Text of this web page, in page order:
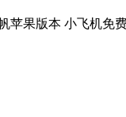
苹果版本 小飞机免